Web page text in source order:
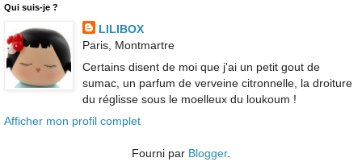
Qui suis-je ?
LILIBOX
Paris, Montmartre
Certains disent de moi que j'ai un petit gout de
sumac, un parfum de verveine citronnelle, la droiture
du réglisse sous le moelleux du loukoum !
Afficher mon profil complet
Fourni par Blogger.